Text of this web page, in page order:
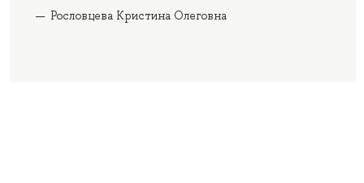
Рословцева Кристина Олеговна